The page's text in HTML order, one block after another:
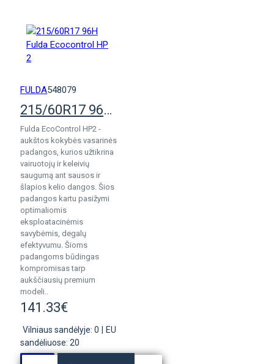
FULDA548079
215/60R17 96H Fulda Ecocontrol HP 2
Fulda EcoControl HP2 -
aukštos kokybės vasarinės
padangos, kurios užtikrina
vairuotojų ir keleivių
saugumą ant sausos ir
šlapios kelio dangos. Šios
padangos kartu pasižymi
optimaliomis
eksploatacinėmis
savybėmis, degalų
efektyvumu. Šioms
padangoms būdingas
kompromisas tarp
aukščiausių premium
modeli..
141.33€
Vilniaus sandėlyje: 0
EU
sandėliuose: 20